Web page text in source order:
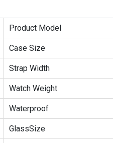
Product Model
Case Size
Strap Width
Watch Weight
Waterproof
GlassSize